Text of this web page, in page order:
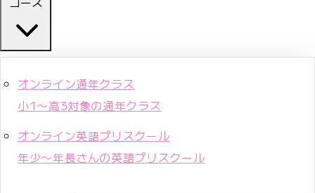
オンライン通年クラス
小1〜高3対象の通年クラス
オンライン英語プリスクール
年少〜年長さんの英語プリスクール